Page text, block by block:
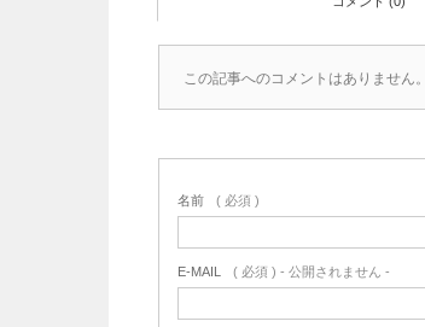
この記事へのコメントはありません。
名前 ( 必須 )
E-MAIL ( 必須 ) - 公開されません -